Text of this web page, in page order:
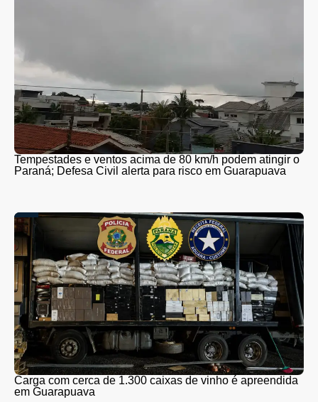
Tempestades e ventos acima de 80 km/h podem atingir o
Paraná; Defesa Civil alerta para risco em Guarapuava
Carga com cerca de 1.300 caixas de vinho é apreendida
em Guarapuava